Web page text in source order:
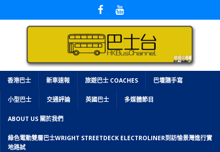
香港巴士 新車速報 旅遊巴士 COACHES 巴壇隨手寫
小型巴士 交通評論 英國巴士 多媒體節目
ABOUT US 關於我們
綠色電動雙層巴士WRIGHT STREETDECK ELECTROLINER到訪愉景灣進行實
地路試